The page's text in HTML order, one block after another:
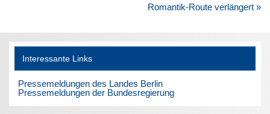
Romantik-Route verlängert »
Interessante Links
Pressemeldungen des Landes Berlin
Pressemeldungen der Bundesregierung